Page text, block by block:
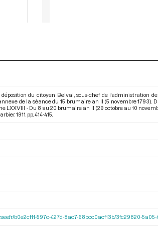
déposition du citoyen Belval, sous-chef de l'administration
de la séance du 15 brumaire an II (5 novembre
LXXVIII - Du 8 au 20 brumaire an II (29 octobre au 10
1911. pp. 414-415.
b0e2cf11-597c-427d-8ac7-68bcc0acf13b/3fc29820-